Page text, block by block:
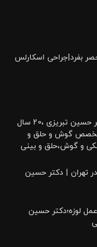
بفرد|جراحی اسکارلس
بهترین جراح ترمیم بینی تهران|دکتر حسین تبریزی ،20 سال
گوش و حلق و
و گوش،حلق و بینی
تهران | دکتر حسین
جراح لوزه کودکان تهران|رکورد2200 عمل لوزه؛دکتر حسین